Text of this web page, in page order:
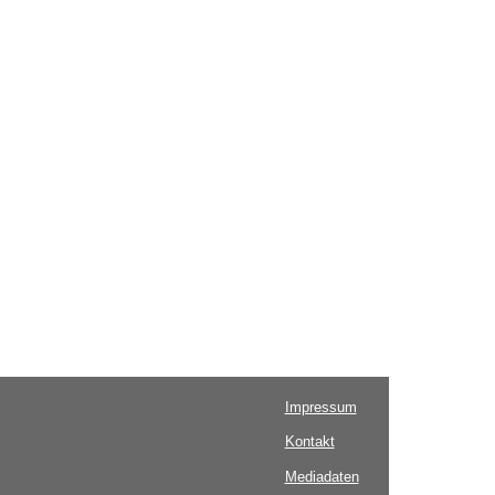
Impressum
Kontakt
Mediadaten